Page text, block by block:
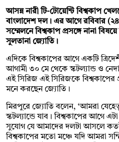
আসন্ন নারী টি-টোয়েন্টি বিশ্বকাপ
বাংলাদেশ দল। এর আগে রবিবার
সম্মেলনে বিশ্বকাপ প্রসঙ্গে নানা
সুলতানা জ্যোতি।
এদিকে বিশ্বকাপের আগে একটি
আগামী ৩০ মে থেকে স্কটল্যান্ড ও
এই সিরিজ এই সিরিজকে বিশ্বকাপের
মনে করছেন জ্যোতি।
মিরপুরে জ্যোতি বলেন, ‘আমরা
স্কটল্যান্ডে যাব। বিশ্বকাপের আগে
সুযোগ যে আমাদের দলটা আসলে
বিশ্বকাপের মতো মঞ্চে যদি আমরা